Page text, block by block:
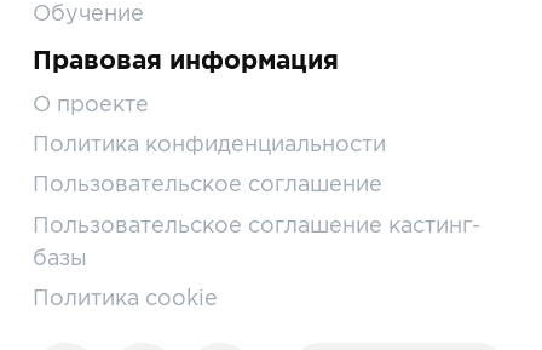
Обучение
Правовая информация
О проекте
Политика конфиденциальности
Пользовательское соглашение
Пользовательское соглашение кастинг-
базы
Политика cookie